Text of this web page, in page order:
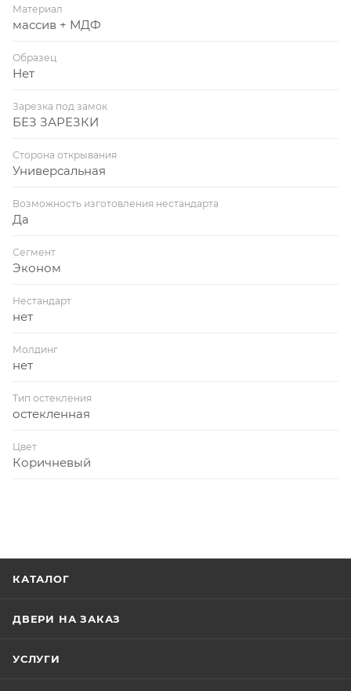
Материал
массив + МДФ
Образец
Нет
Зарезка под замок
БЕЗ ЗАРЕЗКИ
Сторона открывания
Универсальная
Возможность изготовления нестандарта
Да
Сегмент
Эконом
Нестандарт
нет
Молдинг
нет
Тип остекления
остекленная
Цвет
Коричневый
КАТАЛОГ
ДВЕРИ НА ЗАКАЗ
УСЛУГИ